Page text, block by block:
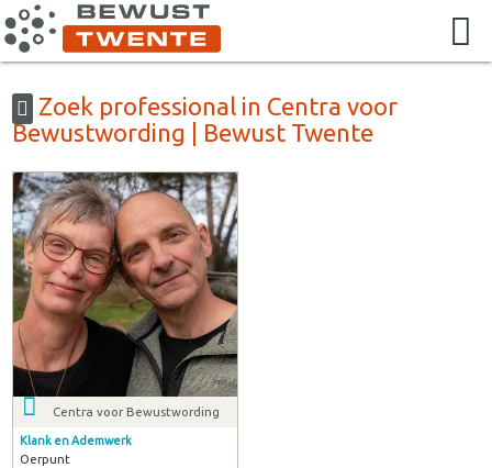
Zoek professional in Centra voor
Bewustwording | Bewust Twente
Centra voor Bewustwording
Klank en Ademwerk
Oerpunt